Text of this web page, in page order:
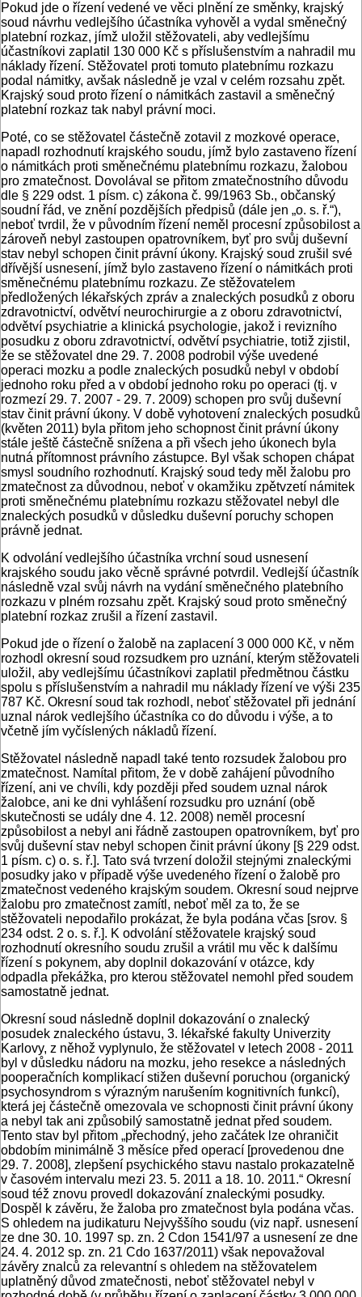
Pokud jde o řízení vedené ve věci plnění ze směnky, krajský
soud návrhu vedlejšího účastníka vyhověl a vydal směnečný
platební rozkaz, jímž uložil stěžovateli, aby vedlejšímu
účastníkovi zaplatil 130 000 Kč s příslušenstvím a nahradil mu
náklady řízení. Stěžovatel proti tomuto platebnímu rozkazu
podal námitky, avšak následně je vzal v celém rozsahu zpět.
Krajský soud proto řízení o námitkách zastavil a směnečný
platební rozkaz tak nabyl právní moci.
Poté, co se stěžovatel částečně zotavil z mozkové operace,
napadl rozhodnutí krajského soudu, jímž bylo zastaveno řízení
o námitkách proti směnečnému platebnímu rozkazu, žalobou
pro zmatečnost. Dovolával se přitom zmatečnostního důvodu
dle § 229 odst. 1 písm. c) zákona č. 99/1963 Sb., občanský
soudní řád, ve znění pozdějších předpisů (dále jen „o. s. ř.“),
neboť tvrdil, že v původním řízení neměl procesní způsobilost a
zároveň nebyl zastoupen opatrovníkem, byť pro svůj duševní
stav nebyl schopen činit právní úkony. Krajský soud zrušil své
dřívější usnesení, jímž bylo zastaveno řízení o námitkách proti
směnečnému platebnímu rozkazu. Ze stěžovatelem
předložených lékařských zpráv a znaleckých posudků z oboru
zdravotnictví, odvětví neurochirurgie a z oboru zdravotnictví,
odvětví psychiatrie a klinická psychologie, jakož i revizního
posudku z oboru zdravotnictví, odvětví psychiatrie, totiž zjistil,
že se stěžovatel dne 29. 7. 2008 podrobil výše uvedené
operaci mozku a podle znaleckých posudků nebyl v období
jednoho roku před a v období jednoho roku po operaci (tj. v
rozmezí 29. 7. 2007 - 29. 7. 2009) schopen pro svůj duševní
stav činit právní úkony. V době vyhotovení znaleckých posudků
(květen 2011) byla přitom jeho schopnost činit právní úkony
stále ještě částečně snížena a při všech jeho úkonech byla
nutná přítomnost právního zástupce. Byl však schopen chápat
smysl soudního rozhodnutí. Krajský soud tedy měl žalobu pro
zmatečnost za důvodnou, neboť v okamžiku zpětvzetí námitek
proti směnečnému platebnímu rozkazu stěžovatel nebyl dle
znaleckých posudků v důsledku duševní poruchy schopen
právně jednat.
K odvolání vedlejšího účastníka vrchní soud usnesení
krajského soudu jako věcně správné potvrdil. Vedlejší účastník
následně vzal svůj návrh na vydání směnečného platebního
rozkazu v plném rozsahu zpět. Krajský soud proto směnečný
platební rozkaz zrušil a řízení zastavil.
Pokud jde o řízení o žalobě na zaplacení 3 000 000 Kč, v něm
rozhodl okresní soud rozsudkem pro uznání, kterým stěžovateli
uložil, aby vedlejšímu účastníkovi zaplatil předmětnou částku
spolu s příslušenstvím a nahradil mu náklady řízení ve výši 235
787 Kč. Okresní soud tak rozhodl, neboť stěžovatel při jednání
uznal nárok vedlejšího účastníka co do důvodu i výše, a to
včetně jím vyčíslených nákladů řízení.
Stěžovatel následně napadl také tento rozsudek žalobou pro
zmatečnost. Namítal přitom, že v době zahájení původního
řízení, ani ve chvíli, kdy později před soudem uznal nárok
žalobce, ani ke dni vyhlášení rozsudku pro uznání (obě
skutečnosti se udály dne 4. 12. 2008) neměl procesní
způsobilost a nebyl ani řádně zastoupen opatrovníkem, byť pro
svůj duševní stav nebyl schopen činit právní úkony [§ 229 odst.
1 písm. c) o. s. ř.]. Tato svá tvrzení doložil stejnými znaleckými
posudky jako v případě výše uvedeného řízení o žalobě pro
zmatečnost vedeného krajským soudem. Okresní soud nejprve
žalobu pro zmatečnost zamítl, neboť měl za to, že se
stěžovateli nepodařilo prokázat, že byla podána včas [srov. §
234 odst. 2 o. s. ř.]. K odvolání stěžovatele krajský soud
rozhodnutí okresního soudu zrušil a vrátil mu věc k dalšímu
řízení s pokynem, aby doplnil dokazování v otázce, kdy
odpadla překážka, pro kterou stěžovatel nemohl před soudem
samostatně jednat.
Okresní soud následně doplnil dokazování o znalecký
posudek znaleckého ústavu, 3. lékařské fakulty Univerzity
Karlovy, z něhož vyplynulo, že stěžovatel v letech 2008 - 2011
byl v důsledku nádoru na mozku, jeho resekce a následných
pooperačních komplikací stižen duševní poruchou (organický
psychosyndrom s výrazným narušením kognitivních funkcí),
která jej částečně omezovala ve schopnosti činit právní úkony
a nebyl tak ani způsobilý samostatně jednat před soudem.
Tento stav byl přitom „přechodný, jeho začátek lze ohraničit
obdobím minimálně 3 měsíce před operací [provedenou dne
29. 7. 2008], zlepšení psychického stavu nastalo prokazatelně
v časovém intervalu mezi 23. 5. 2011 a 18. 10. 2011.“ Okresní
soud též znovu provedl dokazování znaleckými posudky.
Dospěl k závěru, že žaloba pro zmatečnost byla podána včas.
S ohledem na judikaturu Nejvyššího soudu (viz např. usnesení
ze dne 30. 10. 1997 sp. zn. 2 Cdon 1541/97 a usnesení ze dne
24. 4. 2012 sp. zn. 21 Cdo 1637/2011) však nepovažoval
závěry znalců za relevantní s ohledem na stěžovatelem
uplatněný důvod zmatečnosti, neboť stěžovatel nebyl v